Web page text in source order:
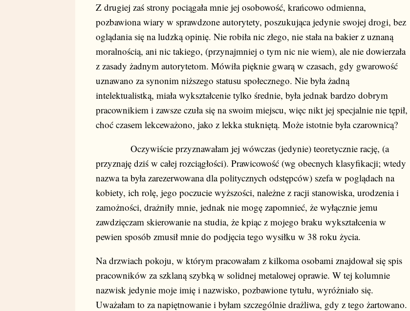
Z drugiej zaś strony pociągała mnie jej osobowość, krańcowo odmienna,
pozbawiona wiary w sprawdzone autorytety, poszukująca jedynie swojej drogi, bez
oglądania się na ludzką opinię. Nie robiła nic złego, nie stała na bakier z uznaną
moralnością, ani nic takiego, (przynajmniej o tym nic nie wiem), ale nie dowierzała
z zasady żadnym autorytetom. Mówiła pięknie gwarą w czasach, gdy gwarowość
uznawano za synonim niższego statusu społecznego. Nie była żadną
intelektualistką, miała wykształcenie tylko średnie, była jednak bardzo dobrym
pracownikiem i zawsze czuła się na swoim miejscu, więc nikt jej specjalnie nie tępił,
choć czasem lekceważono, jako z lekka stukniętą. Może istotnie była czarownicą?
Oczywiście przyznawałam jej wówczas (jedynie) teoretycznie rację, (a
przyznaję dziś w całej rozciągłości). Prawicowość (wg obecnych klasyfikacji; wtedy
nazwa ta była zarezerwowana dla politycznych odstępców) szefa w poglądach na
kobiety, ich rolę, jego poczucie wyższości, należne z racji stanowiska, urodzenia i
zamożności, drażniły mnie, jednak nie mogę zapomnieć, że wyłącznie jemu
zawdzięczam skierowanie na studia, że kpiąc z mojego braku wykształcenia w
pewien sposób zmusił mnie do podjęcia tego wysiłku w 38 roku życia.
Na drzwiach pokoju, w którym pracowałam z kilkoma osobami znajdował się spis
pracowników za szklaną szybką w solidnej metalowej oprawie. W tej kolumnie
nazwisk jedynie moje imię i nazwisko, pozbawione tytułu, wyróżniało się.
Uważałam to za napiętnowanie i byłam szczególnie drażliwa, gdy z tego żartowano.